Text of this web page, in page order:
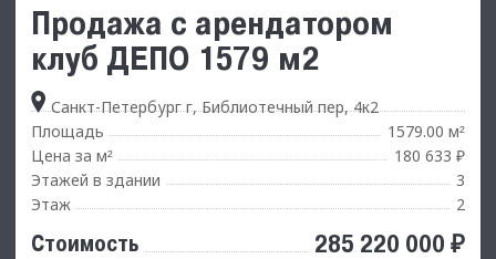
Продажа с арендатором
клуб ДЕПО 1579 м2
Санкт-Петербург г, Библиотечный пер, 4к2
Площадь
1579.00 м²
Цена за м²
180 633 ₽
Этажей в здании
3
Этаж
2
Стоимость 285 220 000 ₽